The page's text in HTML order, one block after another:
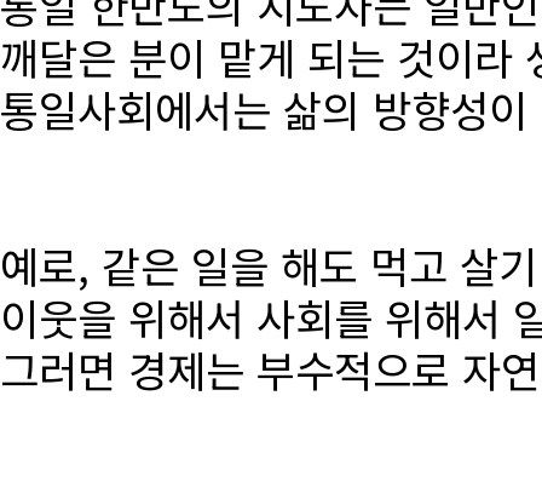
깨달은 분이 맡게 되는 것이라
통일사회에서는 삶의 방향성
예로, 같은 일을 해도 먹고 살
이웃을 위해서 사회를 위해서
그러면 경제는 부수적으로 자